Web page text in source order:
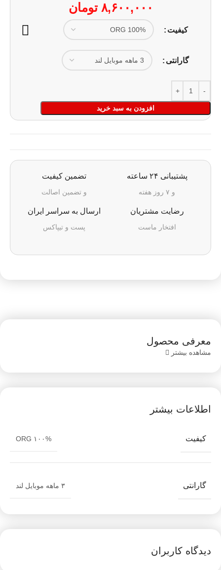
۸,۶۰۰,۰۰۰ تومان
کیفیت
گارانتی
افزودن به سبد خرید
پشتیبانی ۲۴ ساعته
و ۷ روز هفته
تضمین کیفیت
و تضمین اصالت
رضایت مشتریان
افتخار ماست
ارسال به سراسر ایران
پست و تیپاکس
معرفی محصول
مشاهده بیشتر
اطلاعات بیشتر
کیفیت ORG ۱۰۰%
گارانتی ۳ ماهه موبایل لند
دیدگاه کاربران